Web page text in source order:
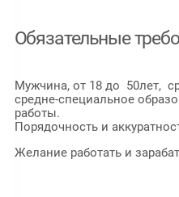
Обязательные
Мужчина, от 18 до 50лет,
средне-специальное
работы.
Порядочность и
Желание работать и